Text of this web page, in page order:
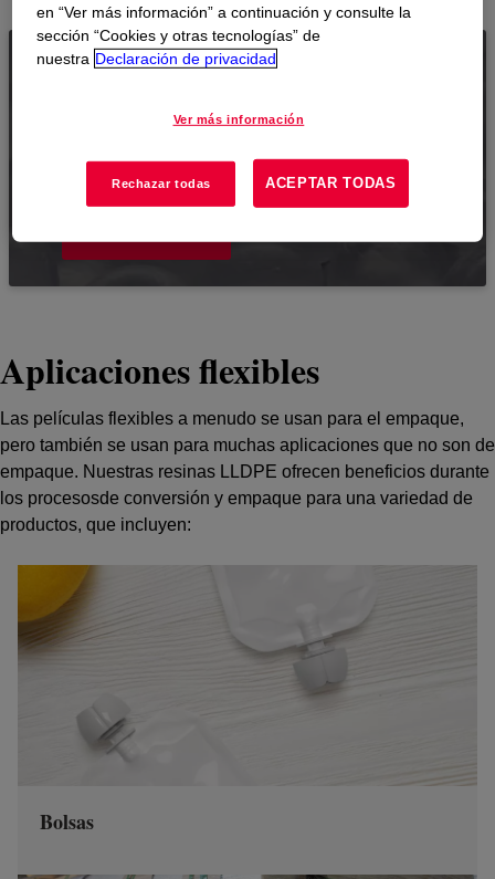
Polietileno Lineal de Baja
nuestro catálogo de productos.
Aplicaciones flexibles
Las películas flexibles a menudo se usan para el empaque,
pero también se usan para muchas aplicaciones que no son de
empaque. Nuestras resinas LLDPE ofrecen beneficios durante
los procesosde conversión y empaque para una variedad de
productos, que incluyen:
Bolsas
en “Ver más información” a continuación y consulte la
sección “Cookies y otras tecnologías” de
nuestra Declaración de privacidad
Ver más información
Rechazar todas ACEPTAR TODAS